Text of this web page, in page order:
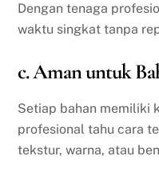
Dengan tenaga
waktu singkat tanpa
c. Aman untuk
Setiap bahan memiliki
profesional tahu cara
tekstur, warna, atau